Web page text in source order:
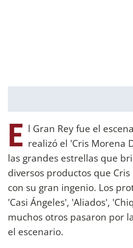
E l Gran Rey fue el
realizó el 'Cris Morena
las grandes estrellas que
diversos productos que
con su gran ingenio. Los
'Casi Ángeles', 'Aliados',
muchos otros pasaron por
el escenario.